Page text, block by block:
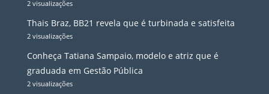
2 visualizações
Thais Braz, BB21 revela que é turbinada e satisfeita
2 visualizações
Conheça Tatiana Sampaio, modelo e atriz que é
graduada em Gestão Pública
2 visualizações